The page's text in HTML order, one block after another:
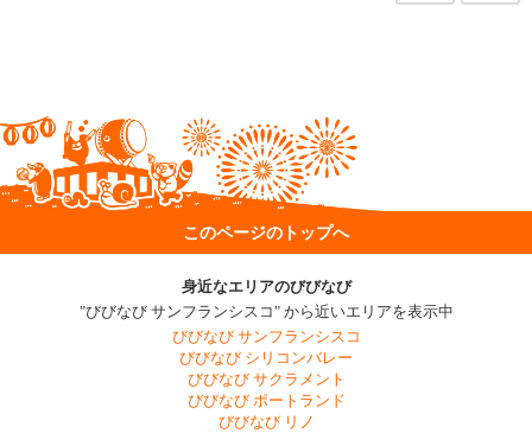
このページのトップへ
身近なエリアのびびなび
"びびなび サンフランシスコ" から近いエリアを表示中
びびなび サンフランシスコ
びびなび シリコンバレー
びびなび サクラメント
びびなび ポートランド
びびなび リノ